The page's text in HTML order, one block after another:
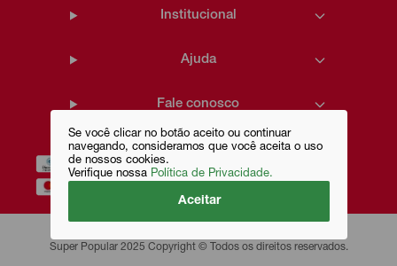
Se você clicar no botão aceito ou continuar
navegando, consideramos que você aceita o uso
de nossos cookies.
Verifique nossa Política de Privacidade.
Aceitar
Institucional
Ajuda
Fale conosco
Super Popular 2025 Copyright © Todos os direitos reservados.